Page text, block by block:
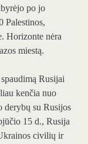
po jo
Palestinos,
Horizonte nėra
miestą.
Rusijai
kenčia nuo
derybų su Rusijos
15 d., Rusija
civilių ir